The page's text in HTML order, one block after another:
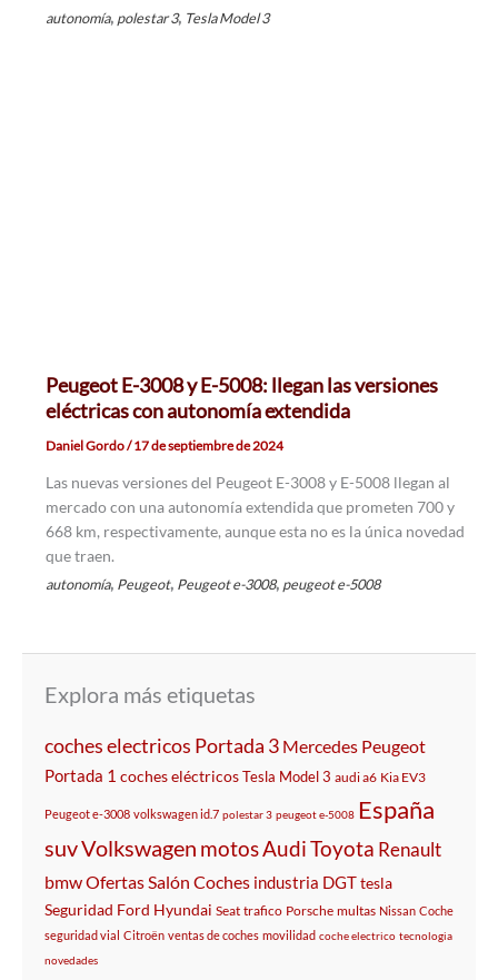
autonomía, polestar 3, Tesla Model 3
Peugeot E-3008 y E-5008: llegan las versiones
eléctricas con autonomía extendida
Daniel Gordo/17 de septiembre de 2024
Las nuevas versiones del Peugeot E-3008 y E-5008 llegan al
mercado con una autonomía extendida que prometen 700 y
668 km, respectivamente, aunque esta no es la única novedad
que traen.
autonomía, Peugeot, Peugeot e-3008, peugeot e-5008
Explora más etiquetas
coches electricos Portada 3 Mercedes Peugeot
Portada 1 coches eléctricosTesla Model 3 audi a6 Kia EV3
Peugeot e-3008 volkswagen id.7 polestar 3 peugeot e-5008 España
suvVolkswagen motosAudiToyota Renault
bmwOfertasSalón Coches industria DGTtesla
Seguridad Ford Hyundai Seat trafico Porsche multas Nissan Coche
seguridad vial Citroën ventas de coches movilidad coche electrico tecnologia
novedades